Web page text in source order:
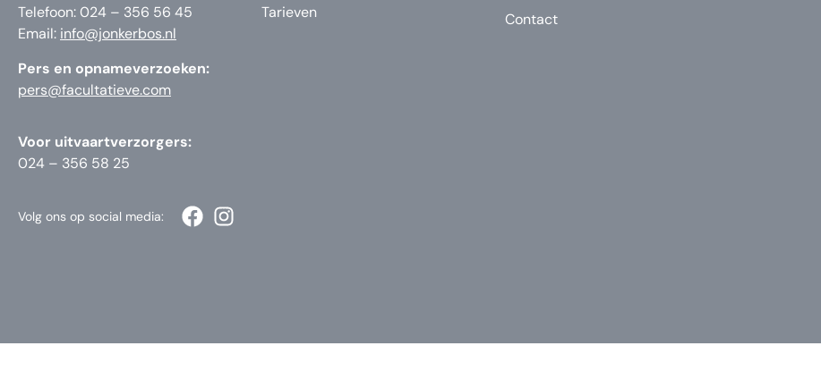
Telefoon: 024 – 356 56 45
Email: info@jonkerbos.nl
Pers en opnameverzoeken:
pers@facultatieve.com
Voor uitvaartverzorgers:
024 – 356 58 25
Tarieven
Contact
Volg ons op social media: